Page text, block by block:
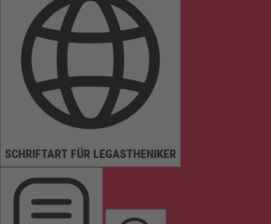
SCHRIFTART FÜR LEGASTHENIKER